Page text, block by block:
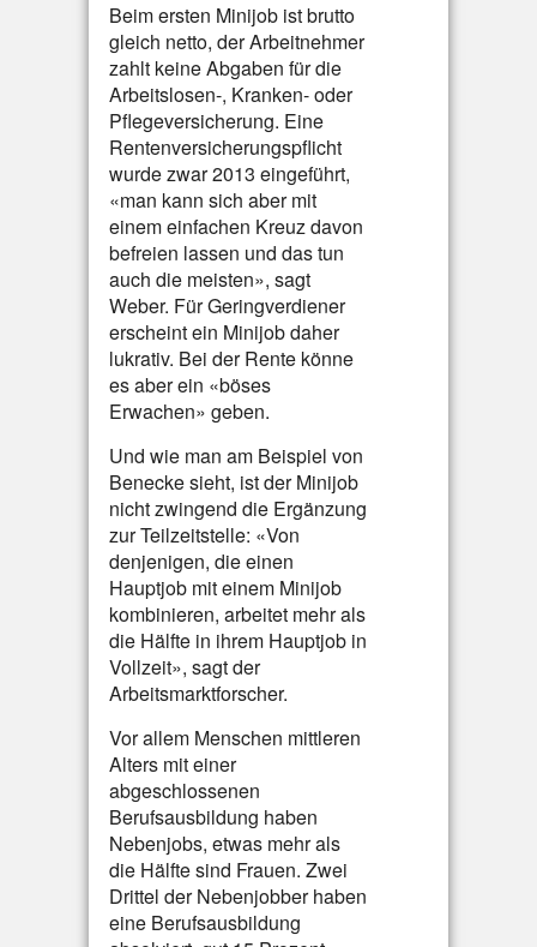
Beim ersten Minijob ist brutto
gleich netto, der Arbeitnehmer
zahlt keine Abgaben für die
Arbeitslosen-, Kranken- oder
Pflegeversicherung. Eine
Rentenversicherungspflicht
wurde zwar 2013 eingeführt,
«man kann sich aber mit
einem einfachen Kreuz davon
befreien lassen und das tun
auch die meisten», sagt
Weber. Für Geringverdiener
erscheint ein Minijob daher
lukrativ. Bei der Rente könne
es aber ein «böses
Erwachen» geben.
Und wie man am Beispiel von
Benecke sieht, ist der Minijob
nicht zwingend die Ergänzung
zur Teilzeitstelle: «Von
denjenigen, die einen
Hauptjob mit einem Minijob
kombinieren, arbeitet mehr als
die Hälfte in ihrem Hauptjob in
Vollzeit», sagt der
Arbeitsmarktforscher.
Vor allem Menschen mittleren
Alters mit einer
abgeschlossenen
Berufsausbildung haben
Nebenjobs, etwas mehr als
die Hälfte sind Frauen. Zwei
Drittel der Nebenjobber haben
eine Berufsausbildung